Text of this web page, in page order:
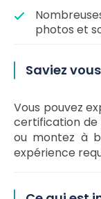
photos et
Saviez
Vous pouvez
certification de
ou montez à
expérience